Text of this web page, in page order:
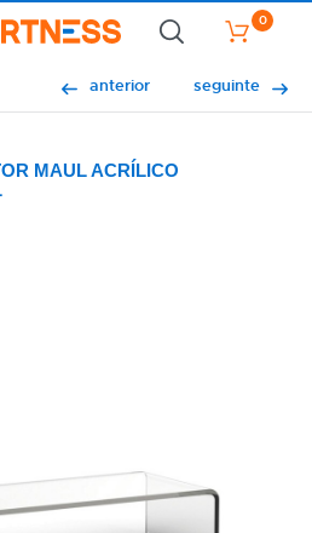
0
anterior seguinte
MAUL ACRÍLICO